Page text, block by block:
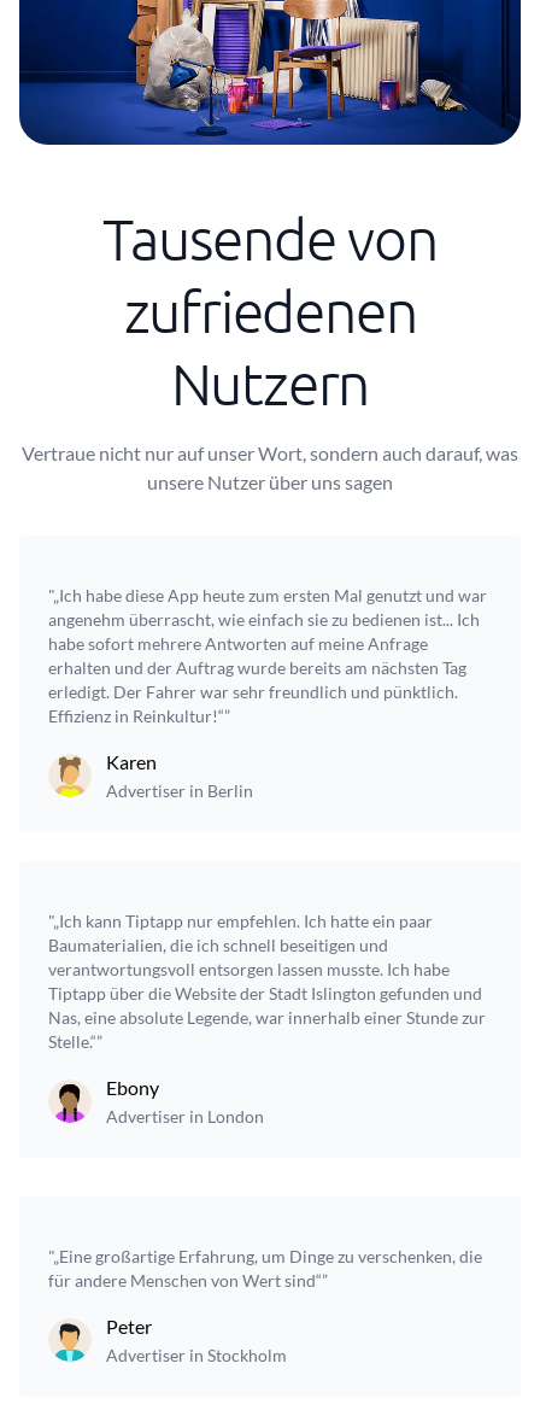
Tausende von
zufriedenen
Nutzern
Vertraue nicht nur auf unser Wort, sondern auch darauf, was
unsere Nutzer über uns sagen
"„Ich habe diese App heute zum ersten Mal genutzt und war
angenehm überrascht, wie einfach sie zu bedienen ist... Ich
habe sofort mehrere Antworten auf meine Anfrage
erhalten und der Auftrag wurde bereits am nächsten Tag
erledigt. Der Fahrer war sehr freundlich und pünktlich.
Effizienz in Reinkultur!“”
Karen
Advertiser in Berlin
"„Ich kann Tiptapp nur empfehlen. Ich hatte ein paar
Baumaterialien, die ich schnell beseitigen und
verantwortungsvoll entsorgen lassen musste. Ich habe
Tiptapp über die Website der Stadt Islington gefunden und
Nas, eine absolute Legende, war innerhalb einer Stunde zur
Stelle.“”
Ebony
Advertiser in London
"„Eine großartige Erfahrung, um Dinge zu verschenken, die
für andere Menschen von Wert sind“”
Peter
Advertiser in Stockholm